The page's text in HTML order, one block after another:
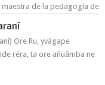
de la pedagogía de
Ore Ru, yvágape
réra, ta ore añuâmba ne